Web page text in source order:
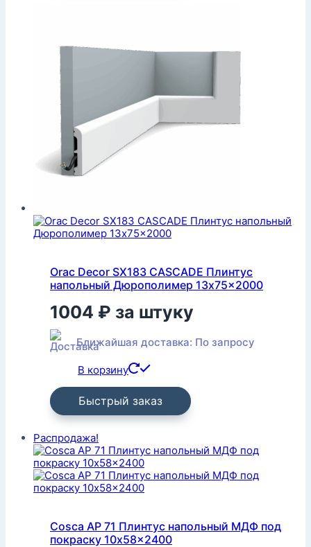
Orac Decor SX183 CASCADE Плинтус
напольный Дюрополимер 13x75x2000
1004 ₽ за штуку
Ближайшая доставка: По запросу
В корзину
Быстрый заказ
Распродажа!
Cosca AP 71 Плинтус напольный МДФ под
покраску 10x58x2400